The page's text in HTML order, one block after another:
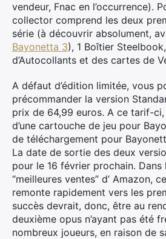
vendeur, Fnac en l’occurrence).
collector comprend les deux
série (à découvrir absolument,
Bayonetta 3), 1 Boîtier Steelbook,
d’Autocollants et des cartes de
A défaut d’édition limitée, vous
précommander la version
prix de 64,99 euros. A ce tarif-
d’une cartouche de jeu pour
de téléchargement pour
La date de sortie des deux
pour le 16 février prochain. Dans
“meilleures ventes” d’ Amazon,
remonte rapidement vers les
succès devrait, donc, être au
deuxième opus n’ayant pas été
nombreux joueurs, en raison de